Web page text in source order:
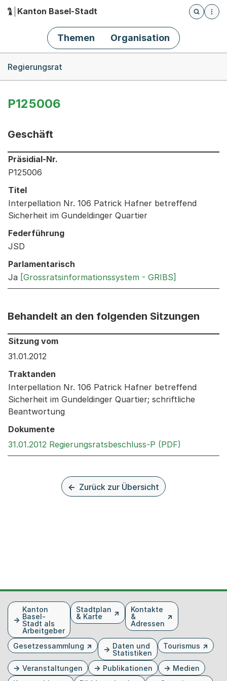
Hauptnavigation
Kanton Basel-Stadt
Öffnet
Themen Organisation
Regierungsrat
P125006
Geschäft
Informationen zum Ausgewählten Geschäft
Präsidial-Nr.
P125006
Titel
Interpellation Nr. 106 Patrick Hafner betreffend
Sicherheit im Gundeldinger Quartier
Federführung
JSD
Parlamentarisch
Ja [Grossratsinformationssystem - GRIBS]
Behandelt an den folgenden Sitzungen
Behandelt an den folgenden Sitzungen: Informationen
Sitzung vom
31.01.2012
Traktanden
Interpellation Nr. 106 Patrick Hafner betreffend
Sicherheit im Gundeldinger Quartier; schriftliche
Beantwortung
Dokumente
31.01.2012 Regierungsratsbeschluss-P (PDF)
Zurück zur Übersicht
FusszeileKanton
Basel-
Stadt als
Arbeitgeber
Stadtplan
& Karte
Kontakte
&
Adressen
Gesetzessammlung
Daten und
Statistiken
Tourismus
Veranstaltungen Publikationen
Medien